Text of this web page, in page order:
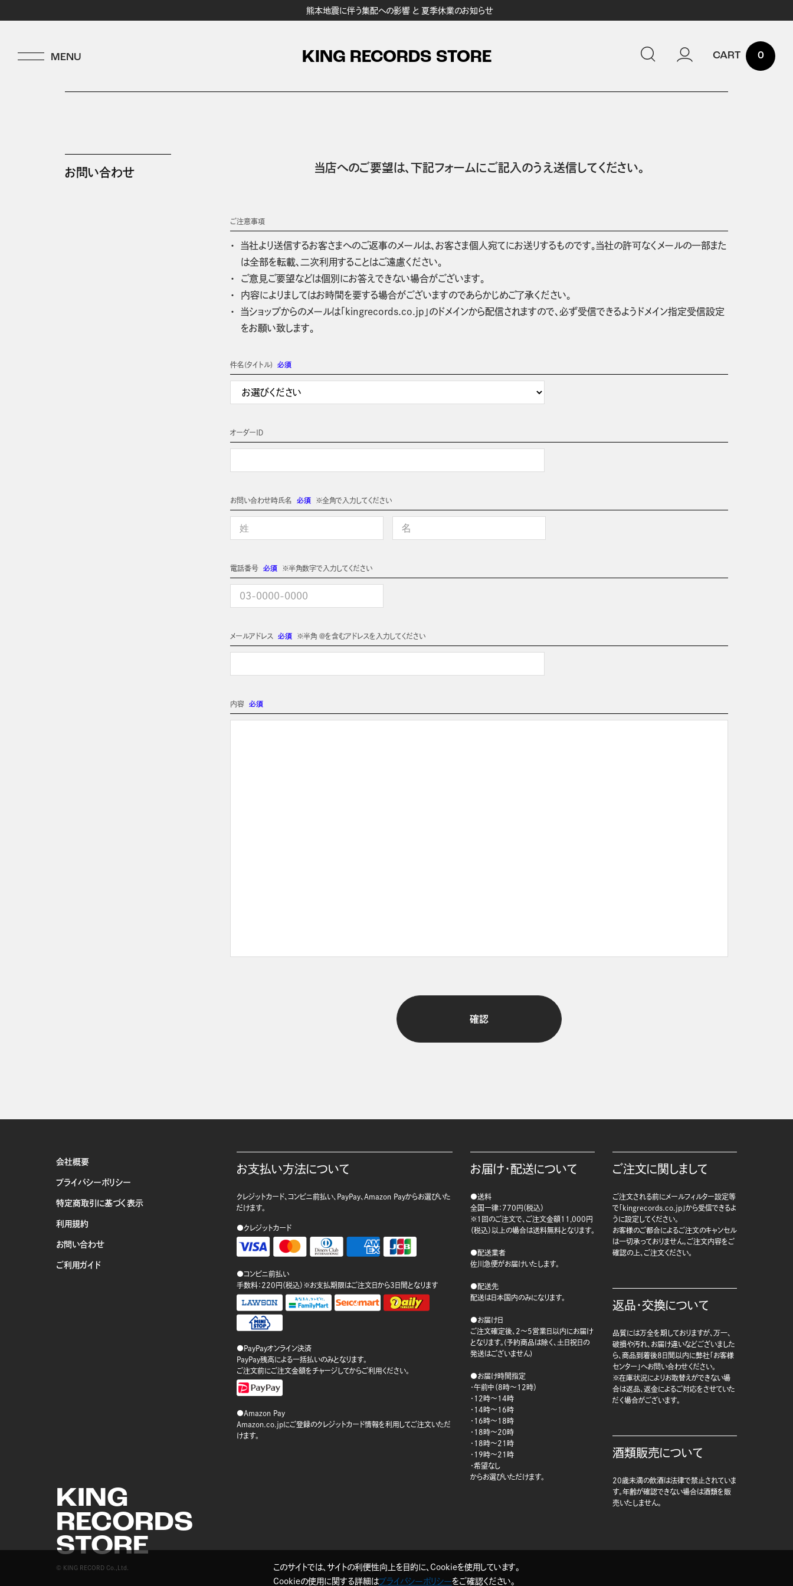
熊本地震に伴う集配への影響 と 夏季休業のお知らせ
KING RECORDS STORE 0
お問い合わせ 当店へのご要望は、 下記フォームにご記入のうえ送信してください。
ご注意事項
当社より送信するお客さまへのご返事のメールは、お客さま個人宛てにお送りするものです。当社の許可なくメールの一部また
は全部を転載、二次利用することはご遠慮ください。
ご意見ご要望などは個別にお答えできない場合がございます。
内容によりましてはお時間を要する場合がございますのであらかじめご了承ください。
当ショップからのメールは「kingrecords.co.jp」のドメインから配信されますので、必ず受信できるようドメイン指定受信設定
をお願い致します。
件名(タイトル) 必須
オーダーＩＤ
お問い合わせ時氏名 必須 ※全角で入力してください
電話番号 必須 ※半角数字で入力してください
メールアドレス 必須 ※半角 @を含むアドレスを入力してください
内容 必須
会社概要
プライバシーポリシー
特定商取引に基づく表示
利用規約
お問い合わせ
ご利用ガイド
KING
RECORDS
STORE
© KING RECORD Co.,Ltd.
お支払い方法について
クレジットカード、コンビニ前払い、PayPay、Amazon Payからお選びいた
だけます。
●クレジットカード
●コンビニ前払い
手数料：220円（税込）※お支払期限はご注文日から3日間となります
●PayPayオンライン決済
PayPay残高による一括払いのみとなります。
ご注文前にご注文金額をチャージしてからご利用ください。
●Amazon Pay
Amazon.co.jpにご登録のクレジットカード情報を利用してご注文いただ
けます。
お届け・配送について
●送料
全国一律：770円（税込）
※1回のご注文で、ご注文金額11,000円
（税込）以上の場合は送料無料となります。
●配送業者
佐川急便がお届けいたします。
●配送先
配送は日本国内のみになります。
●お届け日
ご注文確定後、2～5営業日以内にお届け
となります。(予約商品は除く、土日祝日の
発送はございません)
●お届け時間指定
・午前中（8時～12時）
・12時～14時
・14時～16時
・16時～18時
・18時～20時
・18時～21時
・19時～21時
・希望なし
からお選びいただけます。
ご注文に関しまして
ご注文される前にメールフィルター設定等
で「kingrecords.co.jp」から受信できるよ
うに設定してください。
お客様のご都合によるご注文のキャンセル
は一切承っておりません。ご注文内容をご
確認の上、ご注文ください。
返品・交換について
品質には万全を期しておりますが、万一、
破損や汚れ、お届け違いなどございました
ら、商品到着後8日間以内に弊社「お客様
センター」へお問い合わせください。
※在庫状況によりお取替えができない場
合は返品、返金によるご対応をさせていた
だく場合がございます。
酒類販売について
20歳未満の飲酒は法律で禁止されていま
す。年齢が確認できない場合は酒類を販
売いたしません。
このサイトでは、サイトの利便性向上を目的に、Cookieを使用しています。
Cookieの使用に関する詳細はプライバシーポリシーをご確認ください。